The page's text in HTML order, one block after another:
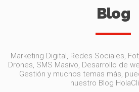
Blog
Marketing Digital, Redes Sociales,
Drones, SMS Masivo, Desarrollo de
Gestión y muchos temas más,
nuestro Blog